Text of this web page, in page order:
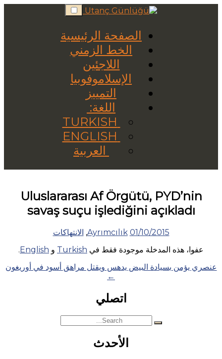
Skip
to
الصفحة الرئيسية
الخط الزمني
اللاجئين
الإسلاموفوبيا
التمييز
اللغة:
العربية
Uluslararası Af Örgütü, PYD’nin
savaş suçu işlediğini açıkladı
01/10/2015
Ayrımcılık
, الانتهاكات
عفوا، هذه المدخلة موجودة فقط في Turkish و English
.
Posts
عنصري يؤمن بسيادة البيض يدهس ويقتل مراهق أسود في أوريغون
←
اتصلي
Search
for:
الأحدث